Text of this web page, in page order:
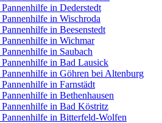
in Dederstedt
in Wischroda
in Beesenstedt
in Wichmar
in Saubach
in Bad Lausick
in Göhren bei Altenburg
in Farnstädt
in Bethenhausen
in Bad Köstritz
in Bitterfeld-Wolfen